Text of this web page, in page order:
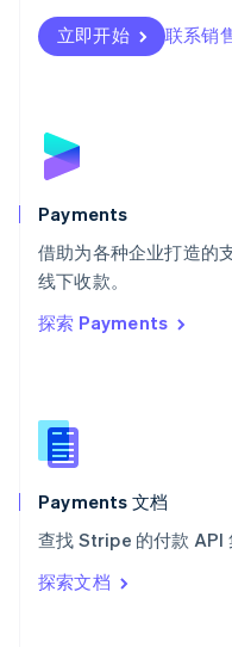
立即开始 联系销
Payments
借助为各种企业打造的
线下收款。
探索 Payments
Payments 文档
查找 Stripe 的付款 API
探索文档
瑞士
DeutschFrançais
English
斯洛文尼亚
泰国
ไทยEnglish
希腊
English
西班牙
新西兰
English
匈牙利
English
ItalianoEnglish
印度
English